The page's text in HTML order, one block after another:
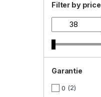
Filter by price
Garantie
0 2